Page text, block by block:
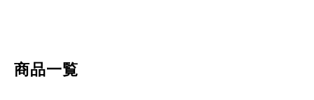
商品一覧